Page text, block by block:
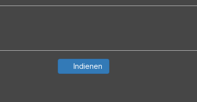
Indienen